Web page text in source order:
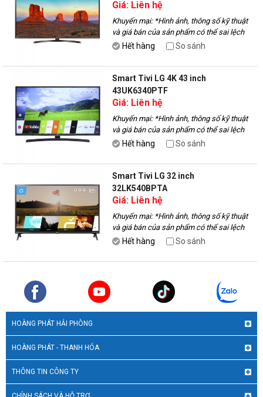
Giá: Liên hệ
Khuyến mại: *Hình ảnh, thông số kỹ thuật
và giá bán của sản phẩm có thể sai lệch
với thực tế, vui lòng liên hệ với nhân viên
Hết hàng So sánh
Smart Tivi LG 4K 43 inch
43UK6340PTF
Giá: Liên hệ
Khuyến mại: *Hình ảnh, thông số kỹ thuật
và giá bán của sản phẩm có thể sai lệch
với thực tế, vui lòng liên hệ với nhân viên
Hết hàng So sánh
Smart Tivi LG 32 inch
32LK540BPTA
Giá: Liên hệ
Khuyến mại: *Hình ảnh, thông số kỹ thuật
và giá bán của sản phẩm có thể sai lệch
với thực tế, vui lòng liên hệ với nhân viên
Hết hàng So sánh
HOÀNG PHÁT HẢI PHÒNG
HOÀNG PHÁT - THANH HÓA
THÔNG TIN CÔNG TY